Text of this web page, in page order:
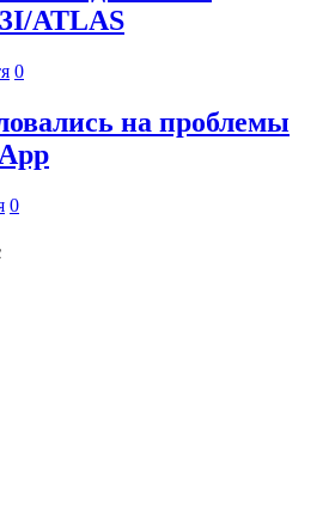
ATLAS
0
на проблемы
0